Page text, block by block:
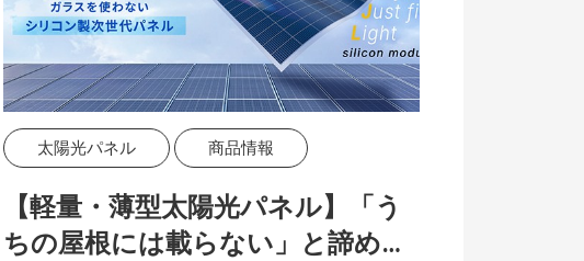
太陽光パネル 商品情報
【軽量・薄型太陽光パネル】「う
ちの屋根には載らない」と諦めて